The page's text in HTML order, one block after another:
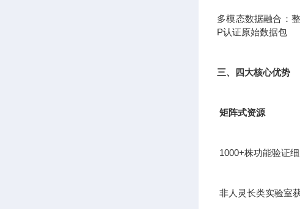
多模态数据融合：
P认证原始数据包
三、四大核心优势
矩阵式资源
1000+株功能验证
非人灵长类实验室